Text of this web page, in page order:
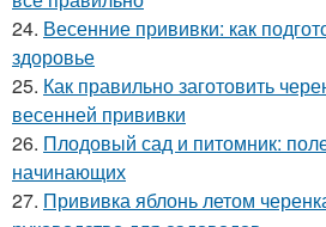
24. Весенние прививки: как
здоровье
25. Как правильно заготовить
весенней прививки
26. Плодовый сад и питомник:
начинающих
27. Прививка яблонь летом